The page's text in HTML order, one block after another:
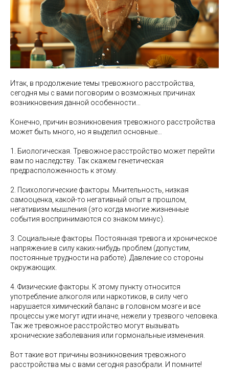
Итак, в продолжение темы тревожного расстройства,
сегодня мы с вами поговорим о возможных причинах
возникновения данной особенности…
Конечно, причин возникновения тревожного расстройства
может быть много, но я выделил основные…
1. Биологическая. Тревожное расстройство может перейти
вам по наследству. Так скажем генетическая
предрасположенность к этому.
2. Психологические факторы. Мнительность, низкая
самооценка, какой-то негативный опыт в прошлом,
негативизм мышления (это когда многие жизненные
события воспринимаются со знаком минус).
3. Социальные факторы. Постоянная тревога и хроническое
напряжение в силу каких-нибудь проблем (допустим,
постоянные трудности на работе). Давление со стороны
окружающих.
4. Физические факторы. К этому пункту относится
употребление алкоголя или наркотиков, в силу чего
нарушается химический баланс в головном мозге и все
процессы уже могут идти иначе, нежели у трезвого человека.
Так же тревожное расстройство могут вызывать
хронические заболевания или гормональные изменения.
Вот такие вот причины возникновения тревожного
расстройства мы с вами сегодня разобрали. И помните!